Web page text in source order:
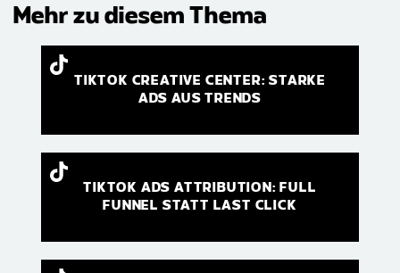
Mehr zu diesem Thema
TIKTOK CREATIVE CENTER: STARKE
ADS AUS TRENDS
TIKTOK ADS ATTRIBUTION: FULL
FUNNEL STATT LAST CLICK